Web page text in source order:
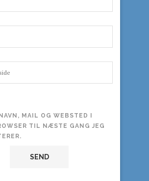
MAIL OG WEBSTED I
TIL NÆSTE GANG JEG